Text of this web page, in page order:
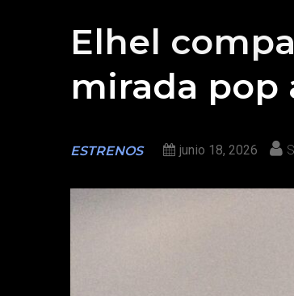
Elhel
mirada pop
ESTRENOS junio 18, 2026